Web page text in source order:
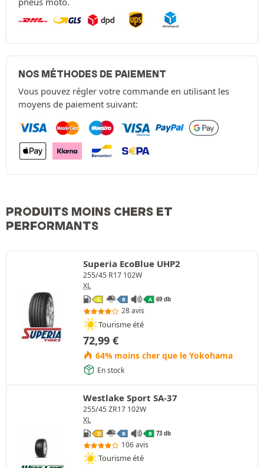
NOS MÉTHODES DE PAIEMENT
Vous pouvez régler votre commande en utilisant les
moyens de paiement suivant:
PRODUITS MOINS CHERS ET
PERFORMANTS
Superia EcoBlue UHP2
255/45 R17 102W
XL
C B A 69 db
28 avis
Tourisme été
72,99 €
64% moins cher que le Yokohama
En stock
Westlake Sport SA-37
255/45 ZR17 102W
XL
D B B 73 db
106 avis
Tourisme été